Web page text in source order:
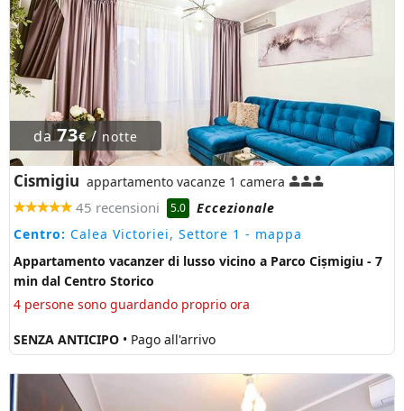
da73€/ notte
Cismigiu appartamento vacanze 1 camera
45 recensioni 5.0
Eccezionale
Centro: Calea Victoriei, Settore 1 - mappa
Appartamento vacanzer di lusso vicino a Parco Cișmigiu - 7
min dal Centro Storico
4 persone sono guardando proprio ora
SENZA ANTICIPO • Pago all'arrivo